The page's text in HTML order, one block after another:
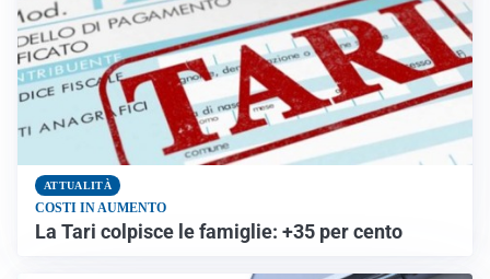
ATTUALITÀ
COSTI IN AUMENTO
La Tari colpisce le famiglie: +35 per cento